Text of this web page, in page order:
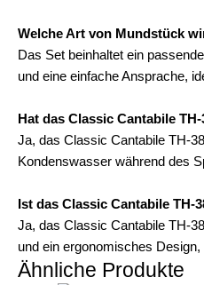
Welche Art von Mundstück
Das Set beinhaltet ein
und eine einfache Ansprache,
Hat das Classic Cantabile
Ja, das Classic Cantabile TH-
Kondenswasser während des
Ist das Classic Cantabile
Ja, das Classic Cantabile TH-
und ein ergonomisches
Ähnliche Produkte